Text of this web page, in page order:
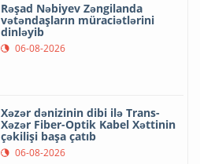
Rəşad Nəbiyev Zəngilanda
vətəndaşların müraciətlərini
dinləyib
06-08-2026
Xəzər dənizinin dibi ilə Trans-
Xəzər Fiber-Optik Kabel Xəttinin
çəkilişi başa çatıb
06-08-2026